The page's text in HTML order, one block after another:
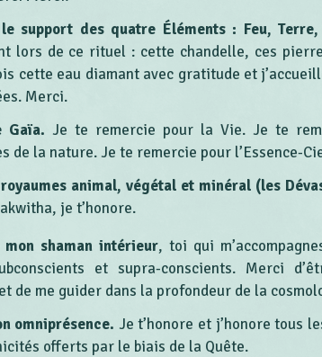
le support des quatre Éléments : Feu,
lors de ce rituel : cette chandelle, ces
cette eau diamant avec gratitude et
Merci.
Gaïa. Je te remercie pour la Vie. Je te
de la nature. Je te remercie pour l’Essence-
animal, végétal et minéral (les
je t’honore.
shaman intérieur, toi qui
et supra-conscients. Merci
de me guider dans la profondeur de la
omniprésence. Je t’honore et j’honore tous
offerts par le biais de la Quête.